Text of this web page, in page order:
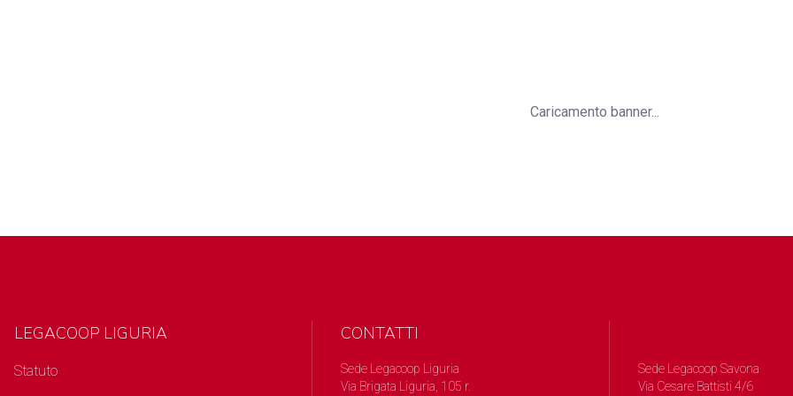
Caricamento banner...
LEGACOOP LIGURIA
Statuto
CONTATTI
Sede Legacoop Liguria
Via Brigata Liguria, 105 r.
Sede Legacoop Savona
Via Cesare Battisti 4/6